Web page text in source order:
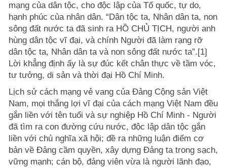
mạng của dân tộc, cho độc lập của Tổ quốc, tự do,
hạnh phúc của nhân dân. “Dân tộc ta, Nhân dân ta, non
sông đất nước ta đã sinh ra HỒ CHỦ TỊCH, người anh
hùng dân tộc vĩ đại, và chính Người đã làm rạng rỡ
dân tộc ta, Nhân dân ta và non sông đất nước ta”.[1]
Lời khẳng định ấy là sự đúc kết chân thực về tầm vóc,
tư tưởng, di sản và thời đại Hồ Chí Minh.
Lịch sử cách mạng vẻ vang của Đảng Cộng sản Việt
Nam, mọi thắng lợi vĩ đại của cách mạng Việt Nam đều
gắn liền với tên tuổi và sự nghiệp Hồ Chí Minh - Người
đã tìm ra con đường cứu nước, độc lập dân tộc gắn
liền với chủ nghĩa xã hội; đề ra những luận điểm cơ
bản về Đảng cầm quyền, xây dựng Đảng ta trong sạch,
vững mạnh; cán bộ, đảng viên vừa là người lãnh đạo,